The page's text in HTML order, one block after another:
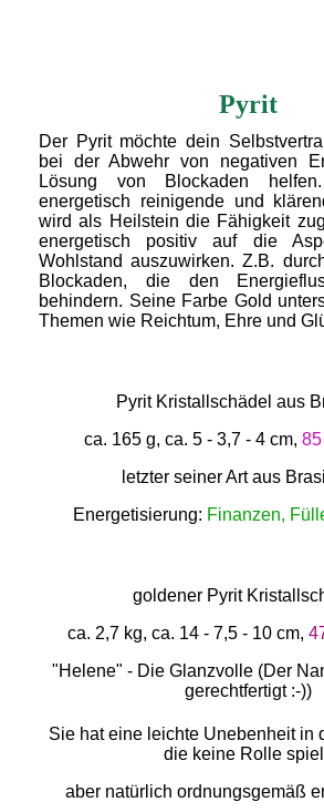
Pyrit
Der Pyrit möchte dein
bei der Abwehr von negativen
Lösung von Blockaden
energetisch reinigende und
wird als Heilstein die Fähigkeit
energetisch positiv auf die
Wohlstand auszuwirken. Z.B.
Blockaden, die den
behindern. Seine Farbe Gold
Themen wie Reichtum, Ehre und
Pyrit Kristallschädel aus
ca. 165 g, ca. 5 - 3,7 - 4 cm,
letzter seiner Art aus
Energetisierung: Finanzen,
goldener Pyrit
ca. 2,7 kg, ca. 14 - 7,5 - 10 cm,
"Helene" - Die Glanzvolle (Der
gerechtfertigt :-))
Sie hat eine leichte Unebenheit in
die keine Rolle
aber natürlich ordnungsgemäß